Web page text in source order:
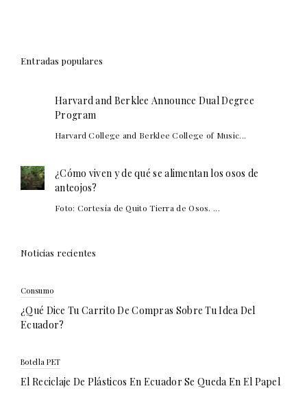
Entradas populares
Harvard and Berklee Announce Dual Degree
Program
Harvard College and Berklee College of Music...
¿Cómo viven y de qué se alimentan los osos de
anteojos?
Foto: Cortesía de Quito Tierra de Osos. ...
Noticias recientes
Consumo
¿Qué Dice Tu Carrito De Compras Sobre Tu Idea Del
Ecuador?
Botella PET
El Reciclaje De Plásticos En Ecuador Se Queda En El Papel